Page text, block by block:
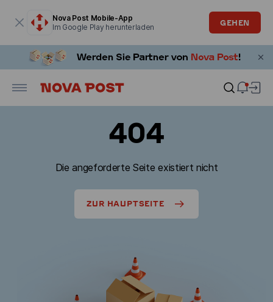
Nova Post Mobile-App
Im Google Play herunterladen
GEHEN
404
Die angeforderte Seite existiert nicht
ZUR HAUPTSEITE